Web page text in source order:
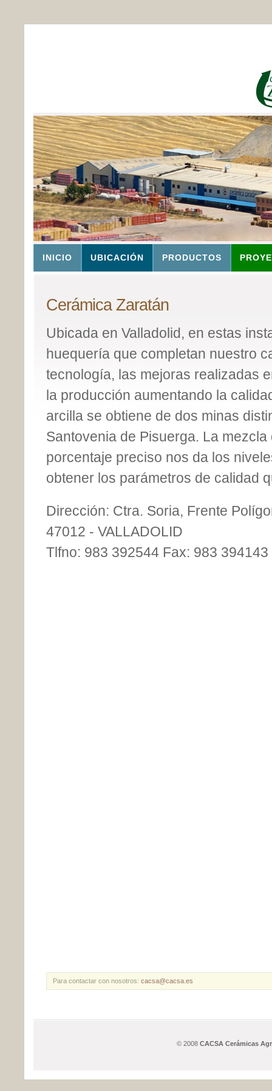
INICIO UBICACIÓN PRODUCTOS
Cerámica Zaratán
Ubicada en Valladolid, en estas
huequería que completan nuestro
tecnología, las mejoras realizadas
la producción aumentando la
arcilla se obtiene de dos minas
Santovenia de Pisuerga. La
porcentaje preciso nos da los
obtener los parámetros de calidad
Dirección: Ctra. Soria, Frente
47012 - VALLADOLID
Tlfno: 983 392544 Fax: 983 394143
Para contactar con nosotros: cacsa@cacsa.es
© 2008 CACSA Cerámicas